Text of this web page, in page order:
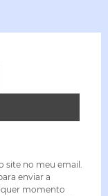
site no meu email.
enviar a
momento